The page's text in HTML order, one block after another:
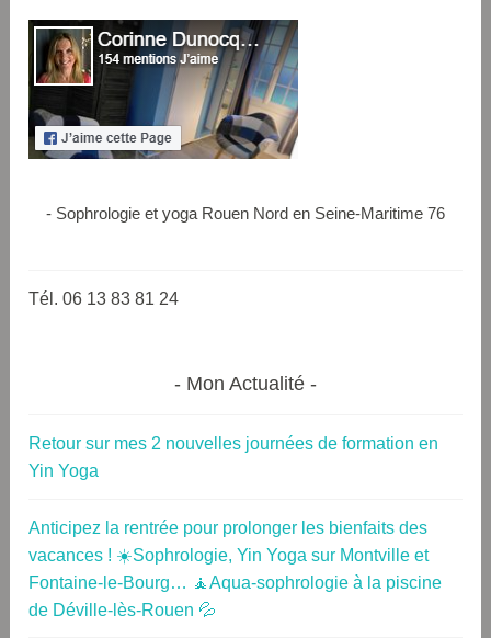
- Sophrologie et yoga Rouen Nord en Seine-Maritime 76
Tél. 06 13 83 81 24
Mon Actualité
Retour sur mes 2 nouvelles journées de formation en
Yin Yoga
Anticipez la rentrée pour prolonger les bienfaits des
vacances ! ☀️Sophrologie, Yin Yoga sur Montville et
Fontaine-le-Bourg… 🧘Aqua-sophrologie à la piscine
de Déville-lès-Rouen 💦